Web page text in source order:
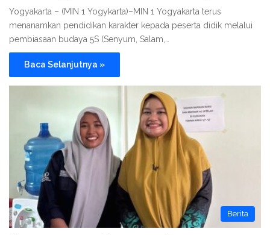
Yogyakarta – (MIN 1 Yogykarta)–MIN 1 Yogyakarta terus
menanamkan pendidikan karakter kepada peserta didik melalui
pembiasaan budaya 5S (Senyum, Salam,…
Baca Selanjutnya »
Berita